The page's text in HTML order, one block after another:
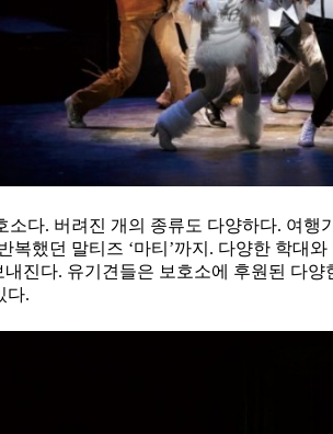
다. 버려진 개의 종류도 다양하다. 여행
했던 말티즈 ‘마티’까지. 다양한 학대
진다. 유기견들은 보호소에 후원된 다
다.